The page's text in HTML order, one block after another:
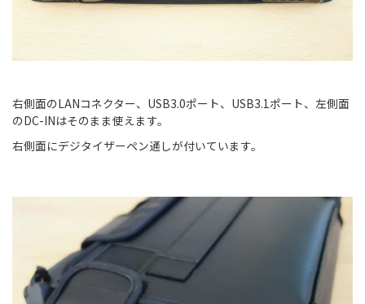
右側面のLANコネクター、USB3.0ポート、USB3.1ポート、左側面
のDC-INはそのまま使えます。
右側面にデジタイザーペン通しが付いています。